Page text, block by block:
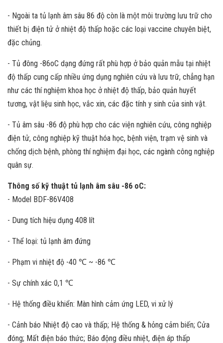
- Ngoài ta tủ lạnh âm sâu 86 độ còn là một môi trường lưu trữ cho
thiết bị điện tử ở nhiệt độ thấp hoặc các loại vaccine chuyên biệt,
đặc chủng.
- Tủ đông -86oC dạng đứng rất phù hợp ở bảo quản mẫu tại nhiệt
độ thấp cung cấp nhiều ứng dụng nghiên cứu và lưu trữ, chẳng hạn
như các thí nghiệm khoa học ở nhiệt độ thấp, bảo quản huyết
tương, vật liệu sinh học, vắc xin, các đặc tính y sinh của sinh vật.
- Tủ âm sâu -86 độ phù hợp cho các viện nghiên cứu, công nghiệp
điện tử, công nghiệp kỹ thuật hóa học, bệnh viện, trạm vệ sinh và
chống dịch bệnh, phòng thí nghiệm đại học, các ngành công nghiệp
quân sự.
Thông số kỹ thuật tủ lạnh âm sâu -86 oC:
- Model BDF-86V408
- Dung tích hiệu dụng 408 lít
- Thể loại: tủ lạnh âm đứng
- Phạm vi nhiệt độ -40 ℃ ~ -86 ℃
- Sự chính xác 0,1 ℃
- Hệ thống điều khiển: Màn hình cảm ứng LED, vi xử lý
- Cảnh báo Nhiệt độ cao và thấp; Hệ thống & hỏng cảm biến; Cửa
đóng; Mất điện báo thức; Báo động điều nhiệt, điện áp thấp